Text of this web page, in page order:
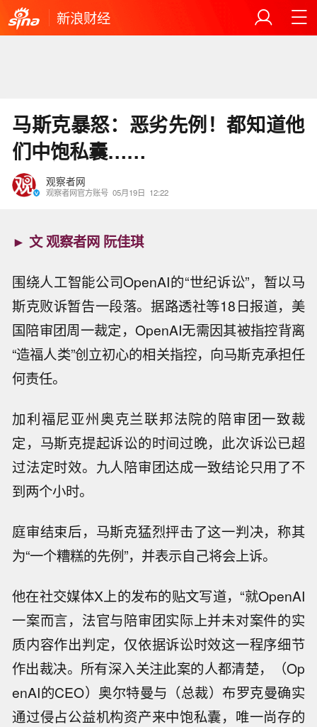
新浪财经
马斯克暴怒：恶劣先例！都知道他
们中饱私囊……
观察者网
观察者网官方账号 05月19日 12:22
► 文 观察者网 阮佳琪
围绕人工智能公司OpenAI的“世纪诉讼”，暂以马
斯克败诉暂告一段落。据路透社等18日报道，美
国陪审团周一裁定，OpenAI无需因其被指控背离
“造福人类”创立初心的相关指控，向马斯克承担任
何责任。
加利福尼亚州奥克兰联邦法院的陪审团一致裁
定，马斯克提起诉讼的时间过晚，此次诉讼已超
过法定时效。九人陪审团达成一致结论只用了不
到两个小时。
庭审结束后，马斯克猛烈抨击了这一判决，称其
为“一个糟糕的先例”，并表示自己将会上诉。
他在社交媒体X上的发布的贴文写道，“就OpenAI
一案而言，法官与陪审团实际上并未对案件的实
质内容作出判定，仅依据诉讼时效这一程序细节
作出裁决。所有深入关注此案的人都清楚，（Op
enAI的CEO）奥尔特曼与（总裁）布罗克曼确实
通过侵占公益机构资产来中饱私囊，唯一尚存的